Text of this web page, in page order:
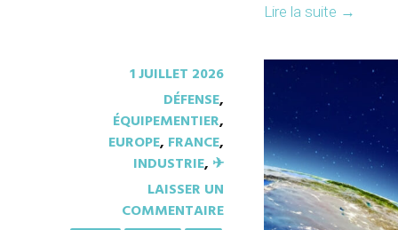
Lire la suite →
1 JUILLET 2026
DÉFENSE,
ÉQUIPEMENTIER,
EUROPE, FRANCE,
INDUSTRIE, ✈︎
LAISSER UN
COMMENTAIRE